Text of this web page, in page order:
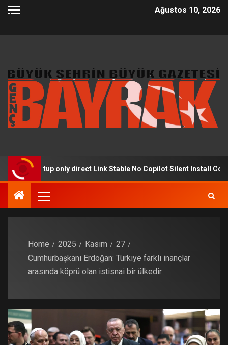
Ağustos 10, 2026
Setup only direct Link Stable No Copilot Silent Install Code
Home 2025 Kasım
27
Cumhurbaşkanı Erdoğan: Türkiye farklı inançlar
arasında köprü olan istisnai bir ülkedir